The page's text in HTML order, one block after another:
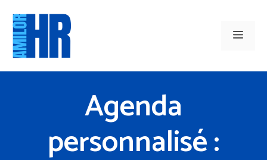
contenu
Menu
Agenda
personnalisé :